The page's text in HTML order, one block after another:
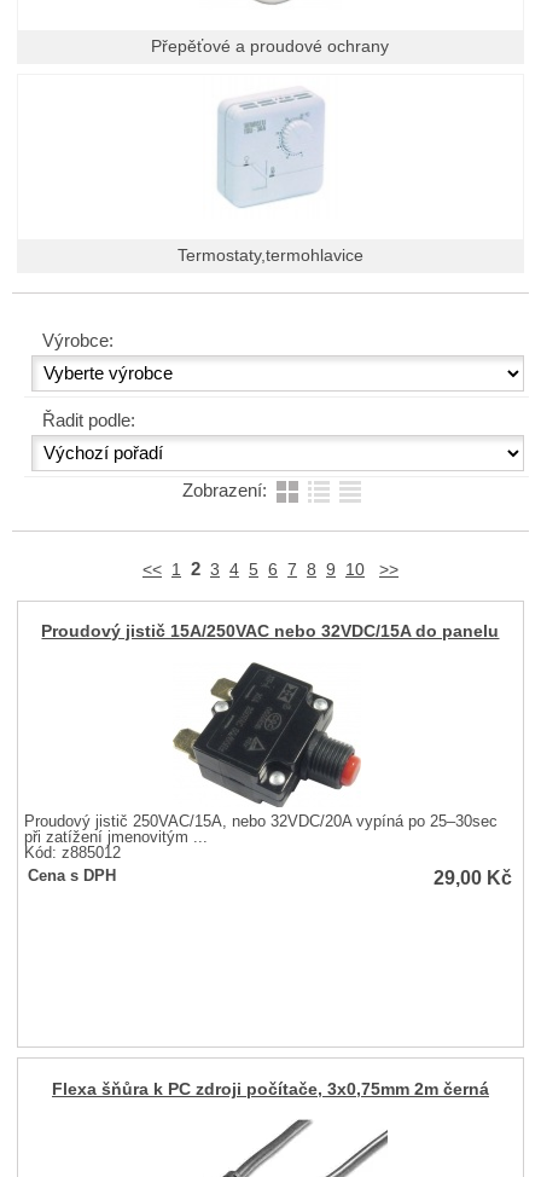
Přepěťové a proudové ochrany
Termostaty,termohlavice
Výrobce:
Řadit podle:
Zobrazení:
<< 1 2 3 4 5 6 7 8 9 10 >>
Proudový jistič 15A/250VAC nebo 32VDC/15A do panelu
Proudový jistič 250VAC/15A, nebo 32VDC/20A vypíná po 25–30sec
při zatížení jmenovitým ...
Kód: z885012
Cena s DPH
29,00 Kč
Flexa šňůra k PC zdroji počítače, 3x0,75mm 2m černá